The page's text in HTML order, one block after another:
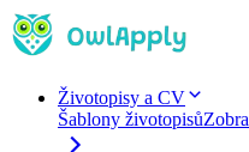
Životopisy a CV
Šablony životopisů